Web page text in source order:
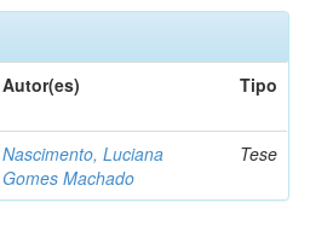
Autor(es) Tipo
Nascimento, Luciana
Gomes Machado
Tese